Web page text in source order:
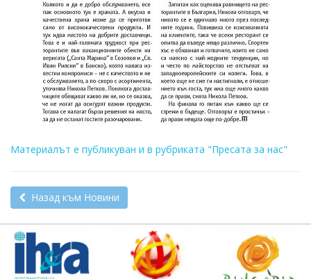
Материалът е публикуван и в рубриката "Пресата за нас"
Назад към Новини